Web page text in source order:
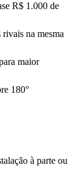
R$ 1.000 de
na mesma
maior
180°
à parte ou